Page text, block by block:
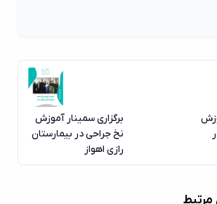
برگزاری سمینار آموزش
نخ جراحی در بیمارستان
رازی اهواز